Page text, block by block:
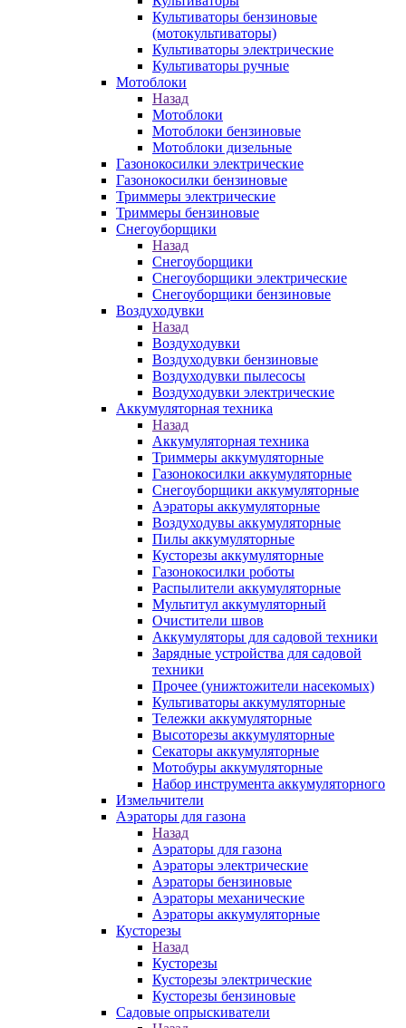
Культиваторы бензиновые
(мотокультиваторы)
Культиваторы электрические
Культиваторы ручные
Мотоблоки
Назад
Мотоблоки
Мотоблоки бензиновые
Мотоблоки дизельные
Газонокосилки электрические
Газонокосилки бензиновые
Триммеры электрические
Триммеры бензиновые
Снегоуборщики
Назад
Снегоуборщики
Снегоуборщики электрические
Снегоуборщики бензиновые
Воздуходувки
Назад
Воздуходувки
Воздуходувки бензиновые
Воздуходувки пылесосы
Воздуходувки электрические
Аккумуляторная техника
Назад
Аккумуляторная техника
Триммеры аккумуляторные
Газонокосилки аккумуляторные
Снегоуборщики аккумуляторные
Аэраторы аккумуляторные
Воздуходувы аккумуляторные
Пилы аккумуляторные
Кусторезы аккумуляторные
Газонокосилки роботы
Распылители аккумуляторные
Мультитул аккумуляторный
Очистители швов
Аккумуляторы для садовой техники
Зарядные устройства для садовой
техники
Прочее (унижтожители насекомых)
Культиваторы аккумуляторные
Тележки аккумуляторные
Высоторезы аккумуляторные
Секаторы аккумуляторные
Мотобуры аккумуляторные
Набор инструмента аккумуляторного
Измельчители
Аэраторы для газона
Назад
Аэраторы для газона
Аэраторы электрические
Аэраторы бензиновые
Аэраторы механические
Аэраторы аккумуляторные
Кусторезы
Назад
Кусторезы
Кусторезы электрические
Кусторезы бензиновые
Садовые опрыскиватели